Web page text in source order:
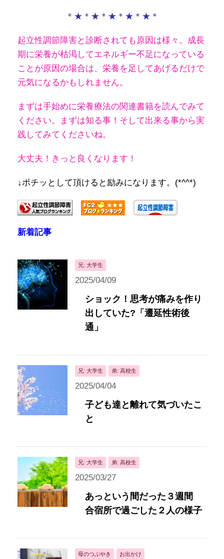
＊★＊★＊★＊★＊★＊
起立性調節障害と診断されても原因は様々。成長
期に栄養が枯渇してエネルギー不足になっている
ことが原因の場合は、栄養を足してあげるだけで
元気になるかもしれません。
まずは手始めに栄養療法の関連書籍を読んでみて
ください。
まずは知る事！そして出来る事から実
践してみてくださいね。
大丈夫！きっと良くなります！
↓ポチッとして頂けると励みになります。(*^^*)
新着記事
兄: 大学生
2025/04/09
ショック！思考が痛みを作り
出していた?「遷延性術後
通」
兄: 大学生 弟: 高校生
2025/04/04
子ども達と離れて気づいたこ
と
兄: 大学生 弟: 高校生
2025/03/27
あっという間だった３週間
合宿所で過ごした２人の様子
母のつぶやき お出かけ